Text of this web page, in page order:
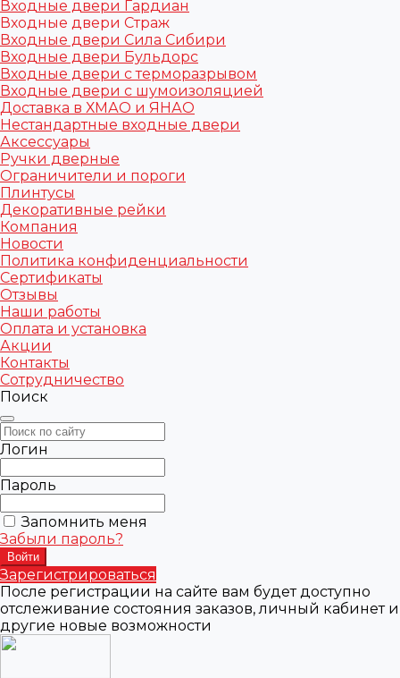
Входные двери Гардиан
Входные двери Страж
Входные двери Сила Сибири
Входные двери Бульдорс
Входные двери с терморазрывом
Входные двери с шумоизоляцией
Доставка в ХМАО и ЯНАО
Нестандартные входные двери
Аксессуары
Ручки дверные
Ограничители и пороги
Плинтусы
Декоративные рейки
Компания
Новости
Политика конфиденциальности
Сертификаты
Отзывы
Наши работы
Оплата и установка
Акции
Контакты
Сотрудничество
Поиск
Логин
Пароль
Запомнить меня
Забыли пароль?
Зарегистрироваться
После регистрации на сайте вам будет доступно
отслеживание состояния заказов, личный кабинет и
другие новые возможности